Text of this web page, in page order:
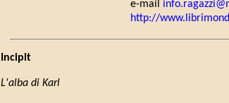
e-mail
http://
Incipit
L'alba di Karl